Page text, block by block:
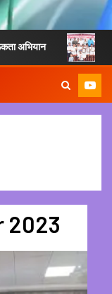
फिटनेस का मूल
2023